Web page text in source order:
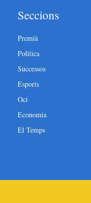
Seccions
Premià
Política
Successos
Esports
Oci
Economia
El Temps